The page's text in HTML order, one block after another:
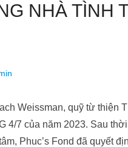
NHÀ TÌNH
Weissman, quỹ từ thiện
4/7 của năm 2023. Sau
Phuc’s Fond đã quyết